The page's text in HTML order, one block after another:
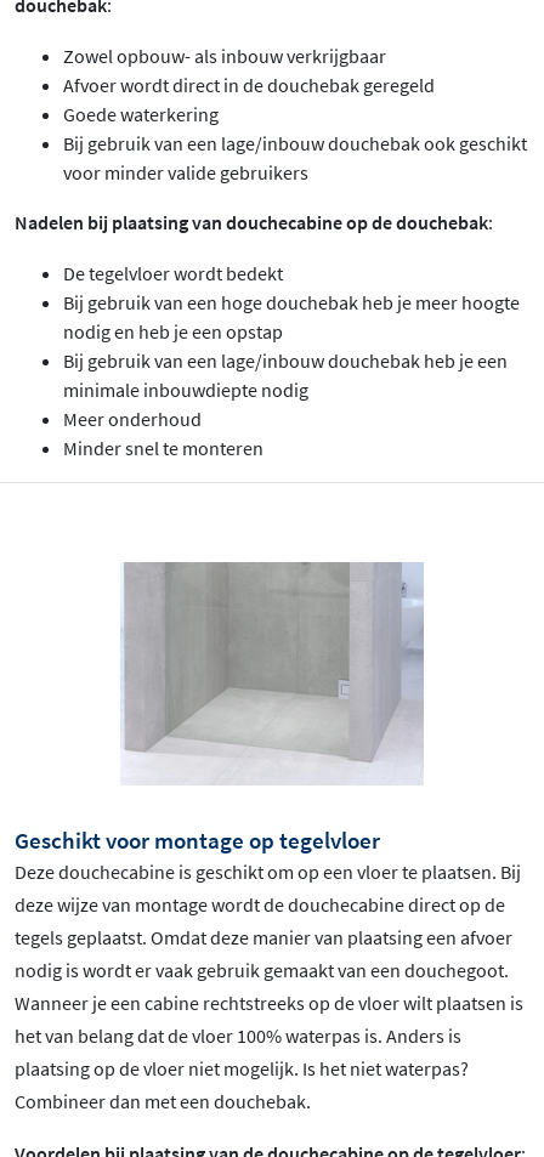
Zowel opbouw- als inbouw verkrijgbaar
Afvoer wordt direct in de douchebak geregeld
Goede waterkering
Bij gebruik van een lage/inbouw douchebak ook geschikt
voor minder valide gebruikers
Nadelen bij plaatsing van douchecabine op de douchebak:
De tegelvloer wordt bedekt
Bij gebruik van een hoge douchebak heb je meer hoogte
nodig en heb je een opstap
Bij gebruik van een lage/inbouw douchebak heb je een
minimale inbouwdiepte nodig
Meer onderhoud
Minder snel te monteren
Geschikt voor montage op tegelvloer
Deze douchecabine is geschikt om op een vloer te plaatsen. Bij
deze wijze van montage wordt de douchecabine direct op de
tegels geplaatst. Omdat deze manier van plaatsing een afvoer
nodig is wordt er vaak gebruik gemaakt van een douchegoot.
Wanneer je een cabine rechtstreeks op de vloer wilt plaatsen is
het van belang dat de vloer 100% waterpas is. Anders is
plaatsing op de vloer niet mogelijk. Is het niet waterpas?
Combineer dan met een douchebak.